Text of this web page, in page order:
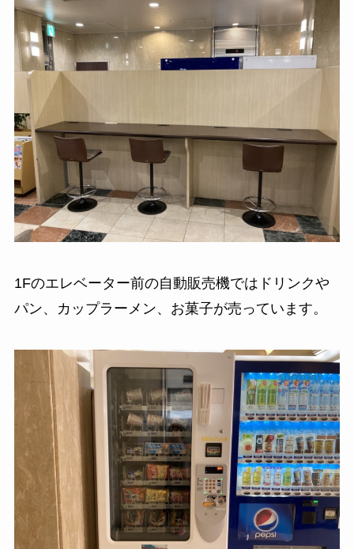
1Fのエレベーター前の自動販売機ではドリンクや
パン、カップラーメン、お菓子が売っています。